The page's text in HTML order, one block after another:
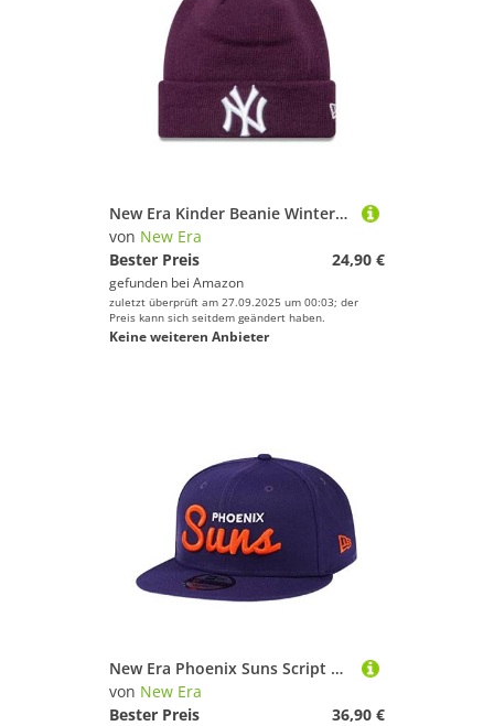
New Era Kinder Beanie Wintermütze - NY Yankees Damson Infant
von New Era
Bester Preis
24,90 €
gefunden bei Amazon
zuletzt überprüft am 27.09.2025 um 00:03; der
Preis kann sich seitdem geändert haben.
Keine weiteren Anbieter
New Era Phoenix Suns Script Purple Edition 9Fifty Snapback Cap
von New Era
Bester Preis
36,90 €